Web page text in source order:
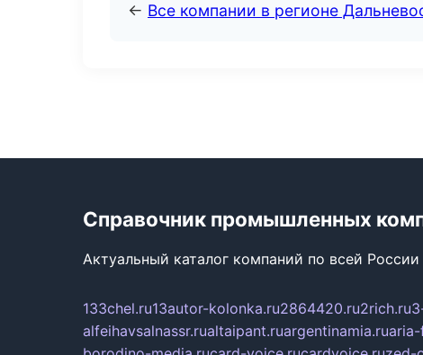
← Все компании в регионе
Справочник промышленных
Актуальный каталог компаний по всей России
133chel.ru13autor-kolonka.ru2864420.ru2rich.ru
alfeihavsalnassr.rualtaipant.ruargentinamia.ruaria-